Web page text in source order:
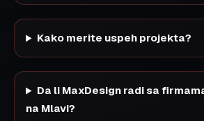
Kako merite uspeh projekta?
Da li MaxDesign radi sa
na Mlavi?